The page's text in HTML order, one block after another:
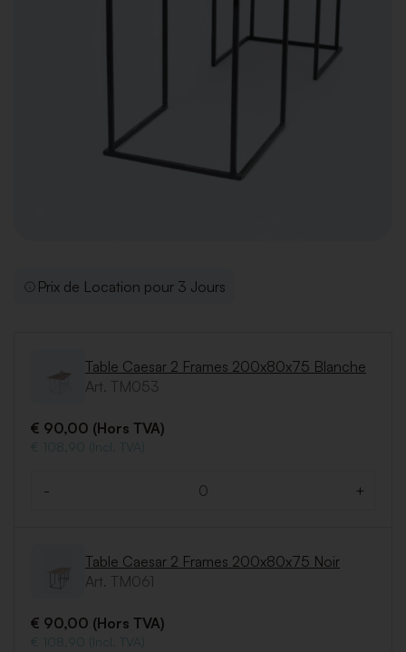
Prix de Location pour 3 Jours
Table Caesar 2 Frames 200x80x75 Blanche
Art. TM053
€ 90,00 (Hors TVA)
€ 108,90 (Incl. TVA)
- +
Table Caesar 2 Frames 200x80x75 Noir
Art. TM061
€ 90,00 (Hors TVA)
€ 108,90 (Incl. TVA)